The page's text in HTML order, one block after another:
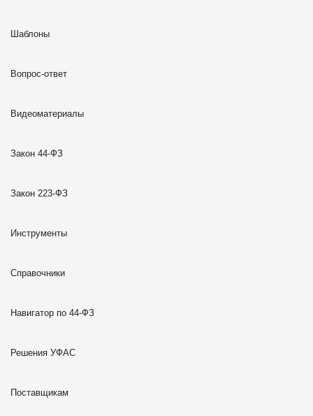
Шаблоны
Вопрос-ответ
Видеоматериалы
Закон 44-ФЗ
Закон 223-ФЗ
Инструменты
Справочники
Навигатор по 44-ФЗ
Решения УФАС
Поставщикам